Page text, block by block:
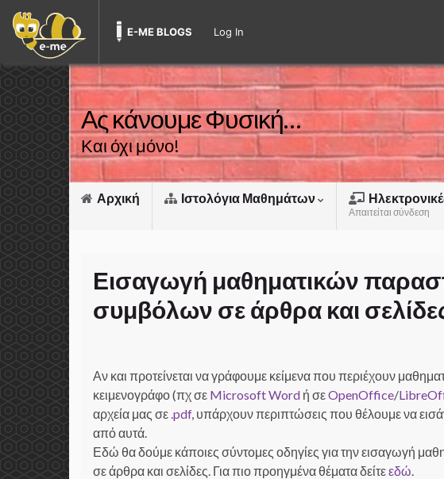
E-ME BLOGS Log In
Ας κάνουμε Φυσική…
Και όχι μόνο!
Αρχική Ιστολόγια Μαθημάτων
Απαιτείται σύνδεση
Εισαγωγή μαθηματικών
συμβόλων σε άρθρα και
Αν και προτείνεται να γράφουμε κείμενα που περιέχουν
κειμενογράφο (πχ σε Microsoft Word ή σεOpenOffice/
αρχεία μας σε.pdf, υπάρχουν περιπτώσεις που θέλουμε να
από αυτά.
Εδώ θα δούμε κάποιες σύντομες οδηγίες για την εισαγωγή
σε άρθρα και σελίδες. Για πιο προηγμένα θέματα δείτεεδώ.